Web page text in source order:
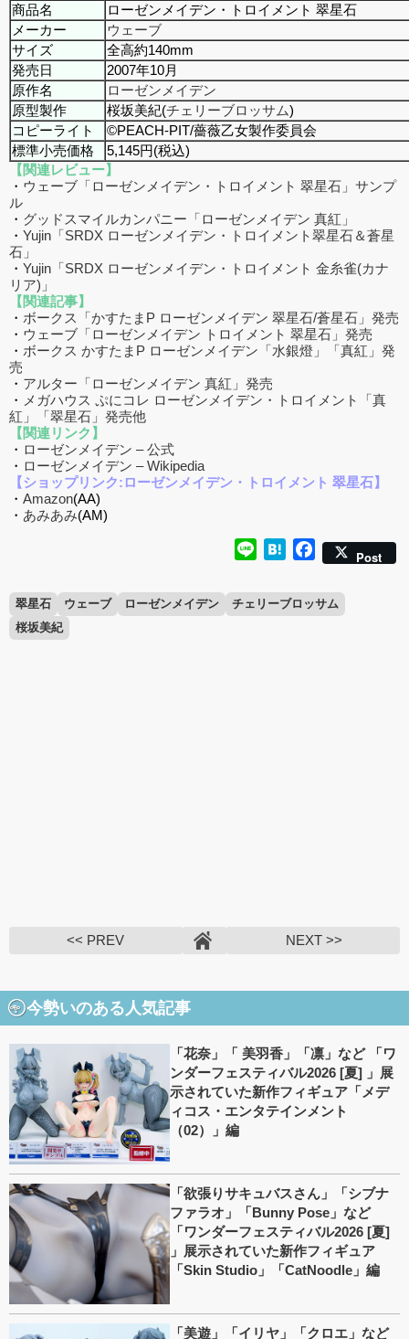
商品名
ローゼンメイデン・トロイメント 翠星石
メーカー
ウェーブ
サイズ
全高約140mm
発売日
2007年10月
原作名
ローゼンメイデン
原型製作
桜坂美紀(チェリーブロッサム)
コピーライト
©PEACH-PIT/薔薇乙女製作委員会
標準小売価格
5,145円(税込)
【関連レビュー】
・ ウェーブ「ローゼンメイデン・トロイメント 翠星石」サンプ
ル
・ グッドスマイルカンパニー「ローゼンメイデン 真紅」
・ Yujin「SRDX ローゼンメイデン・トロイメント翠星石＆蒼星
石」
・ Yujin「SRDX ローゼンメイデン・トロイメント 金糸雀(カナ
リア)」
【関連記事】
・ ボークス「かすたまP ローゼンメイデン 翠星石/蒼星石」発売
・ ウェーブ「ローゼンメイデン トロイメント 翠星石」発売
・ ボークス かすたまP ローゼンメイデン「水銀燈」「真紅」発
売
・ アルター「ローゼンメイデン 真紅」発売
・ メガハウス ぷにコレ ローゼンメイデン・トロイメント「真
紅」「翠星石」発売他
【関連リンク】
・ ローゼンメイデン – 公式
・ ローゼンメイデン – Wikipedia
【ショップリンク:ローゼンメイデン・トロイメント 翠星石】
・ Amazon(AA)
・ あみあみ(AM)
Line HatenaFacebook
Post
翠星石 ウェーブ ローゼンメイデン
チェリーブロッサム
桜坂美紀
<< PREV NEXT >>
今勢いのある人気記事
「花奈」「 美羽香」「凛」など 「ワ
ンダーフェスティバル2026 [夏] 」展
示されていた新作フィギュア「メデ
ィコス・エンタテインメント
（02）」編
「欲張りサキュバスさん」「シブナ
ファラオ」「Bunny Pose」など
「ワンダーフェスティバル2026 [夏]
」展示されていた新作フィギュア
「Skin Studio」「CatNoodle」編
「美遊」「イリヤ」「クロエ」など